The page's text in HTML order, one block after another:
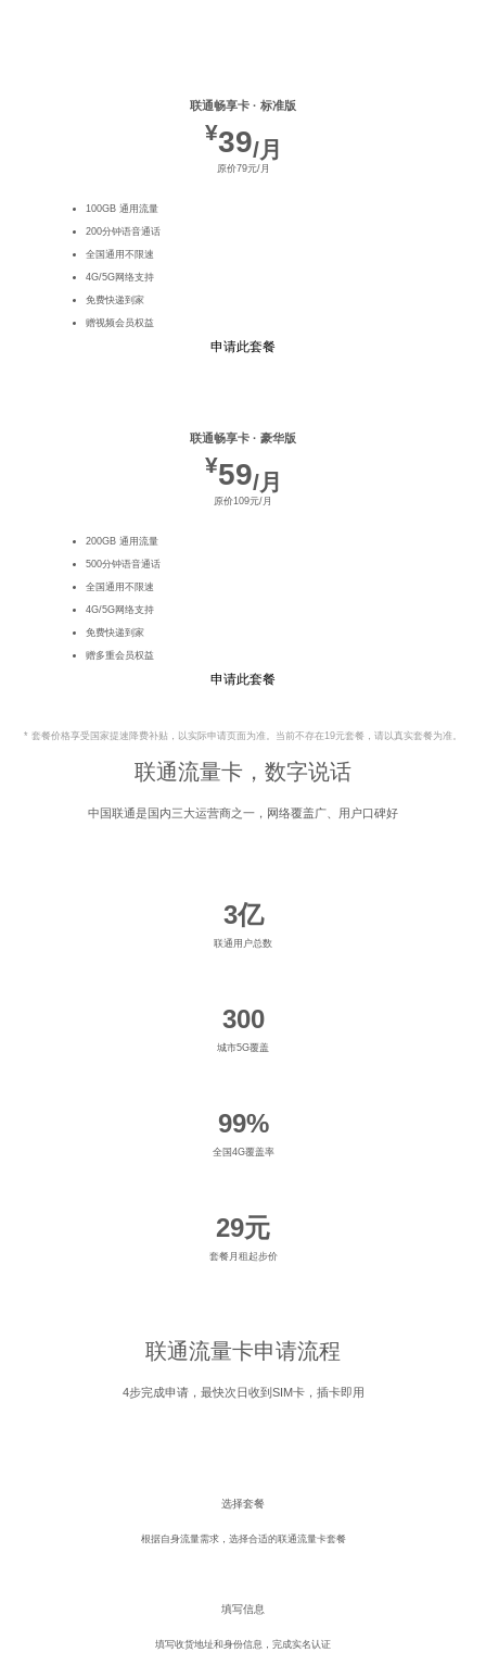
联通畅享卡 · 标准版
¥39/月
原价79元/月
100GB 通用流量
200分钟语音通话
全国通用不限速
4G/5G网络支持
免费快递到家
赠视频会员权益
申请此套餐
联通畅享卡 · 豪华版
¥59/月
原价109元/月
200GB 通用流量
500分钟语音通话
全国通用不限速
4G/5G网络支持
免费快递到家
赠多重会员权益
申请此套餐
* 套餐价格享受国家提速降费补贴，以实际申请页面为准。当前不存在19元套餐，请以真实套餐为准。
联通流量卡，数字说话
中国联通是国内三大运营商之一，网络覆盖广、用户口碑好
3亿
联通用户总数
300
城市5G覆盖
99%
全国4G覆盖率
29元
套餐月租起步价
联通流量卡申请流程
4步完成申请，最快次日收到SIM卡，插卡即用
选择套餐
根据自身流量需求，选择合适的联通流量卡套餐
填写信息
填写收货地址和身份信息，完成实名认证